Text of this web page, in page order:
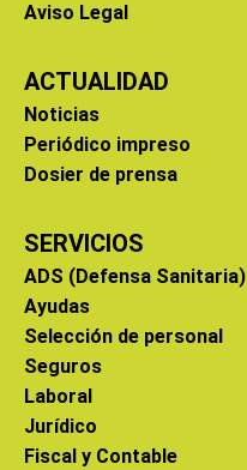
Aviso Legal
ACTUALIDAD
Noticias
Periódico impreso
Dosier de prensa
SERVICIOS
ADS (Defensa Sanitaria)
Ayudas
Selección de personal
Seguros
Laboral
Jurídico
Fiscal y Contable